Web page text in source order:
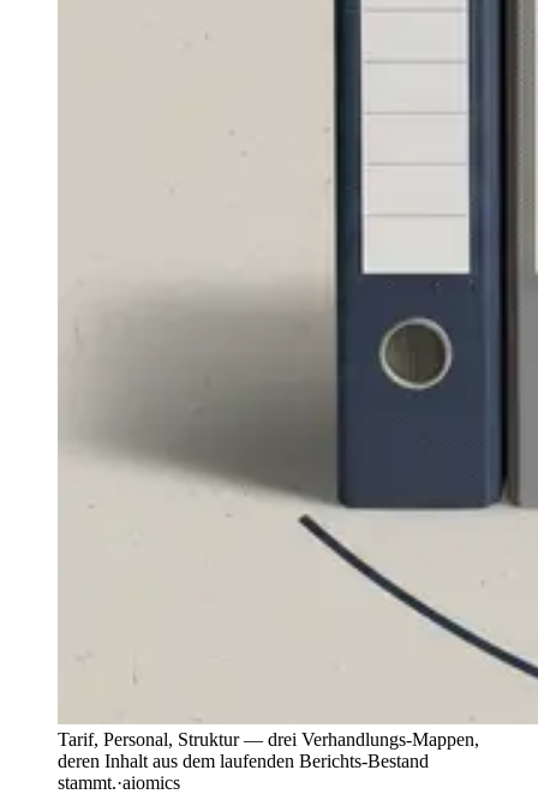
Tarif, Personal, Struktur — drei Verhandlungs-Mappen,
deren Inhalt aus dem laufenden Berichts-Bestand
stammt.·aiomics